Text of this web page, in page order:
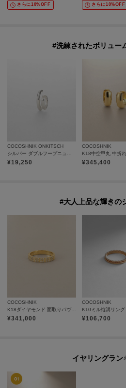
さらに10%OFF さらに10%OFF
#洗練されたボリュー
COCOSHNIK ONKITSCH
¥19,250
COCOSHNIK
K18中空甲丸 中折
¥345,400
#大人上品な輝きの
COCOSHNIK
K18ダイヤモンド 面取りパヴェ リング細
¥341,000
COCOSHNIK
K10ミル縦溝リング
¥106,700
イヤリングラン